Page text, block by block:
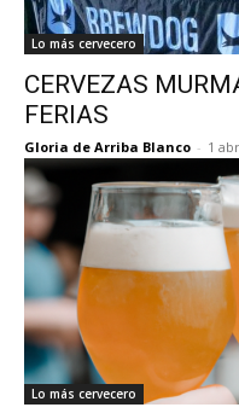
Lo más cervecero
CERVEZAS
FERIAS
Gloria de Arriba Blanco - 1
Lo más cervecero